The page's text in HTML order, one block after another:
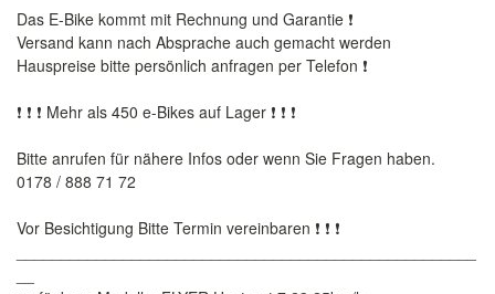
Das E-Bike kommt mit Rechnung und Garantie ❗
Versand kann nach Absprache auch gemacht werden
Hauspreise bitte persönlich anfragen per Telefon ❗
❗ ❗ ❗ Mehr als 450 e-Bikes auf Lager ❗ ❗ ❗
Bitte anrufen für nähere Infos oder wenn Sie Fragen haben.
0178 / 888 71 72
Vor Besichtigung Bitte Termin vereinbaren ❗ ❗ ❗